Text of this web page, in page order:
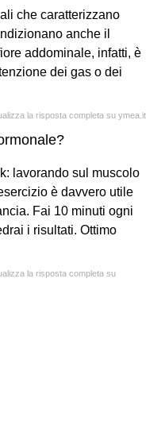
che caratterizzano
anche il
addominale, infatti, è
dei gas o dei
la risposta completa su ymea.it
lavorando sul muscolo
è davvero utile
Fai 10 minuti ogni
i risultati. Ottimo
la risposta completa su